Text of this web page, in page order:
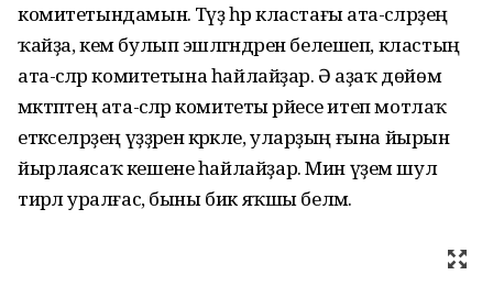
комитетындамын. Тәүҙә һәр кластағы ата-әсәләрҙең
ҡайҙа, кем булып эшләгәндәрен белешеп, кластың
ата-әсәләр комитетына һайлайҙар. Ә аҙаҡ дөйөм
мәктәптең ата-әсәләр комитеты рәйесе итеп мотлаҡ
етәкселәрҙең үҙҙәренә кәрәкле, уларҙың ғына йырын
йырлаясаҡ кешене һайлайҙар. Мин үҙем шул
тирәлә уралғас, быны бик яҡшы беләм.